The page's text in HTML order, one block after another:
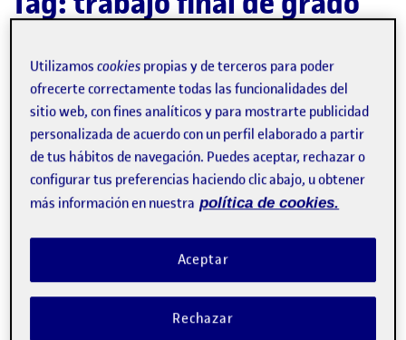
video
Pensar jugando. Dinamizar la
metacognición a través de
Utilizamoscookies propias y de terceros para poder
ofrecerte correctamente todas las funcionalidades del
sitio web, con fines analíticos y para mostrarte publicidad
personalizada de acuerdo con un perfil elaborado a partir
de tus hábitos de navegación. Puedes aceptar, rechazar o
configurar tus preferencias haciendo clic abajo, u obtener
más información en nuestra política de cookies.
Rechazar
Aceptar